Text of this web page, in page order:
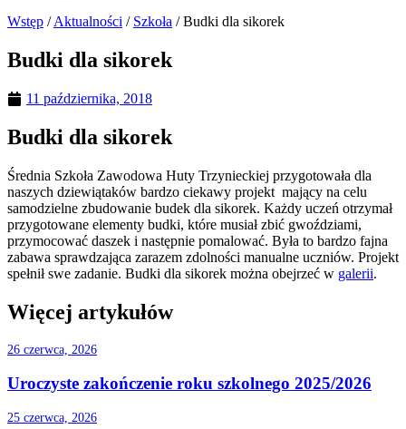
Wstęp / Aktualności / Szkoła / Budki dla sikorek
Budki dla sikorek
11 października, 2018
Budki dla sikorek
Średnia Szkoła Zawodowa Huty Trzynieckiej przygotowała dla
naszych dziewiątaków bardzo ciekawy projekt mający na celu
samodzielne zbudowanie budek dla sikorek. Każdy uczeń otrzymał
przygotowane elementy budki, które musiał zbić gwoździami,
przymocować daszek i następnie pomalować. Była to bardzo fajna
zabawa sprawdzająca zarazem zdolności manualne uczniów. Projekt
spełnił swe zadanie. Budki dla sikorek można obejrzeć w galerii.
Więcej artykułów
26 czerwca, 2026
Uroczyste zakończenie roku szkolnego 2025/2026
25 czerwca, 2026